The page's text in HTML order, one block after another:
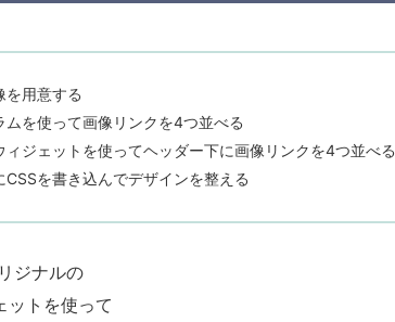
を用意する
ムを使って画像リンクを4つ並べる
ィジェットを使ってヘッダー下に画像リンクを4つ並べる
CSSを書き込んでデザインを整える
ジナルの
ットを使って